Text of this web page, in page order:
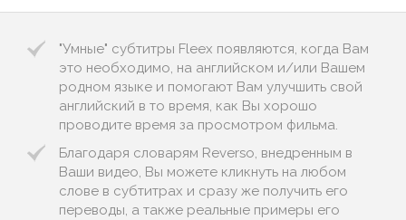
"Умные" субтитры Fleex появляются, когда Вам
это необходимо, на английском и/или Вашем
родном языке и помогают Вам улучшить свой
английский в то время, как Вы хорошо
проводите время за просмотром фильма.
Благодаря словарям Reverso, внедренным в
Ваши видео, Вы можете кликнуть на любом
слове в субтитрах и сразу же получить его
переводы, а также реальные примеры его